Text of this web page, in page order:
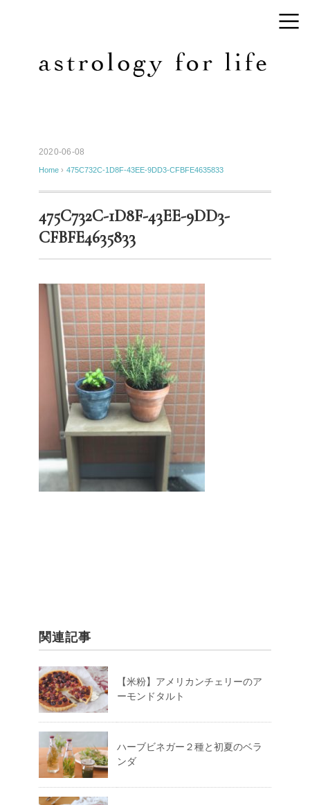
2020-06-08
Home › 475C732C-1D8F-43EE-9DD3-CFBFE4635833
475C732C-1D8F-43EE-9DD3-
CFBFE4635833
関連記事
【米粉】アメリカンチェリーのア
ーモンドタルト
ハーブビネガー２種と初夏のベラ
ンダ